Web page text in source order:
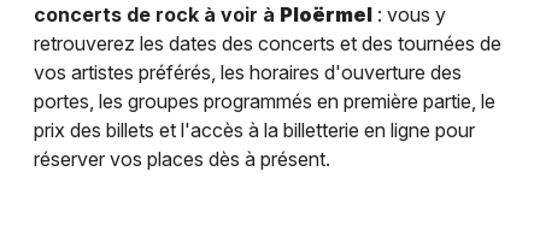
concerts de rock à voir à Ploërmel : vous y
retrouverez les dates des concerts et des tournées de
vos artistes préférés, les horaires d'ouverture des
portes, les groupes programmés en première partie, le
prix des billets et l'accès à la billetterie en ligne pour
réserver vos places dès à présent.